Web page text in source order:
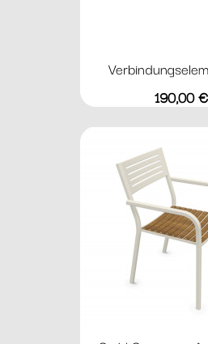
Preis
190,00 €